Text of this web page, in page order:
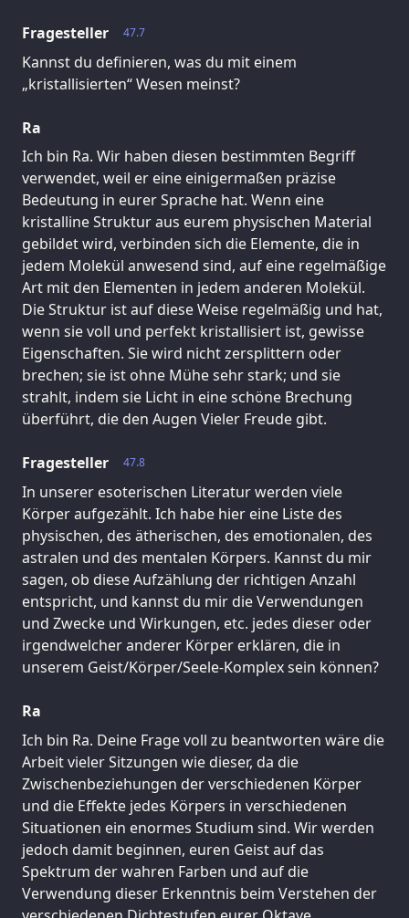
47.7
Fragesteller
Kannst du definieren, was du mit einem
„kristallisierten“ Wesen meinst?
Ra
Ich bin Ra. Wir haben diesen bestimmten Begriff
verwendet, weil er eine einigermaßen präzise
Bedeutung in eurer Sprache hat. Wenn eine
kristalline Struktur aus eurem physischen Material
gebildet wird, verbinden sich die Elemente, die in
jedem Molekül anwesend sind, auf eine regelmäßige
Art mit den Elementen in jedem anderen Molekül.
Die Struktur ist auf diese Weise regelmäßig und hat,
wenn sie voll und perfekt kristallisiert ist, gewisse
Eigenschaften. Sie wird nicht zersplittern oder
brechen; sie ist ohne Mühe sehr stark; und sie
strahlt, indem sie Licht in eine schöne Brechung
überführt, die den Augen Vieler Freude gibt.
47.8
Fragesteller
In unserer esoterischen Literatur werden viele
Körper aufgezählt. Ich habe hier eine Liste des
physischen, des ätherischen, des emotionalen, des
astralen und des mentalen Körpers. Kannst du mir
sagen, ob diese Aufzählung der richtigen Anzahl
entspricht, und kannst du mir die Verwendungen
und Zwecke und Wirkungen, etc. jedes dieser oder
irgendwelcher anderer Körper erklären, die in
unserem Geist/Körper/Seele-Komplex sein können?
Ra
Ich bin Ra. Deine Frage voll zu beantworten wäre die
Arbeit vieler Sitzungen wie dieser, da die
Zwischenbeziehungen der verschiedenen Körper
und die Effekte jedes Körpers in verschiedenen
Situationen ein enormes Studium sind. Wir werden
jedoch damit beginnen, euren Geist auf das
Spektrum der wahren Farben und auf die
Verwendung dieser Erkenntnis beim Verstehen der